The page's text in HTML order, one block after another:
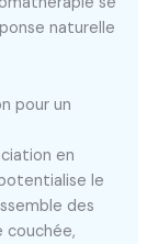
naturelle
pour un
en
le
des
couchée,